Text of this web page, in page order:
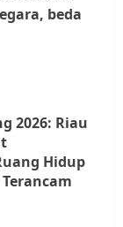
BP Batam
Tanah
beda
2026: Riau
Hidup